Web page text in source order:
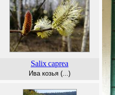
Salixcaprea
Ива козья (...)